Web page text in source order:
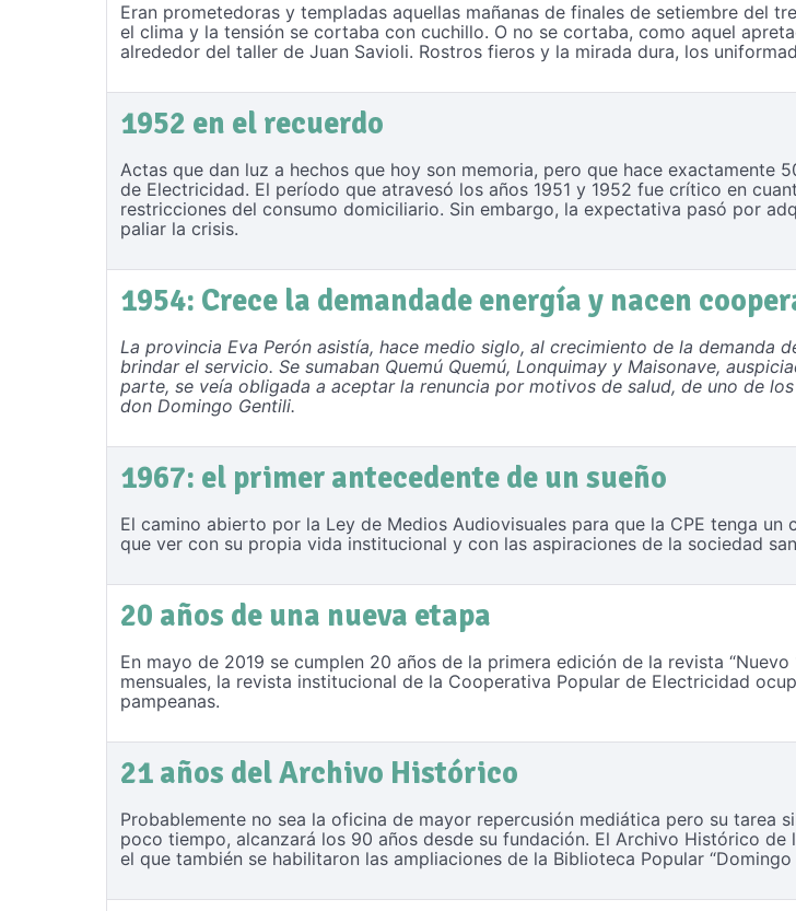
Eran prometedoras y templadas aquellas mañanas de finales de setiembre del
el clima y la tensión se cortaba con cuchillo. O no se cortaba, como aquel
alrededor del taller de Juan Savioli. Rostros fieros y la mirada dura, los
1952 en el recuerdo
Actas que dan luz a hechos que hoy son memoria, pero que hace
de Electricidad. El período que atravesó los años 1951 y 1952 fue crítico en
restricciones del consumo domiciliario. Sin embargo, la expectativa pasó por
paliar la crisis.
1954: Crece la demandade energía y nacen
La provincia Eva Perón asistía, hace medio siglo, al crecimiento de la demanda
brindar el servicio. Se sumaban Quemú Quemú, Lonquimay y Maisonave,
parte, se veía obligada a aceptar la renuncia por motivos de salud, de uno de
don Domingo Gentili.
1967: el primer antecedente de un sueño
El camino abierto por la Ley de Medios Audiovisuales para que la CPE tenga
que ver con su propia vida institucional y con las aspiraciones de la sociedad
20 años de una nueva etapa
En mayo de 2019 se cumplen 20 años de la primera edición de la revista
mensuales, la revista institucional de la Cooperativa Popular de Electricidad
pampeanas.
21 años del Archivo Histórico
Probablemente no sea la oficina de mayor repercusión mediática pero su tarea
poco tiempo, alcanzará los 90 años desde su fundación. El Archivo Histórico
el que también se habilitaron las ampliaciones de la Biblioteca Popular “Domingo